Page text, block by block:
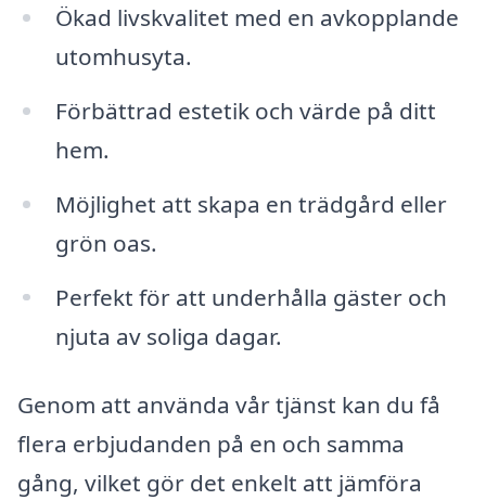
Ökad livskvalitet med en avkopplande
utomhusyta.
Förbättrad estetik och värde på ditt
hem.
Möjlighet att skapa en trädgård eller
grön oas.
Perfekt för att underhålla gäster och
njuta av soliga dagar.
Genom att använda vår tjänst kan du få
flera erbjudanden på en och samma
gång, vilket gör det enkelt att jämföra